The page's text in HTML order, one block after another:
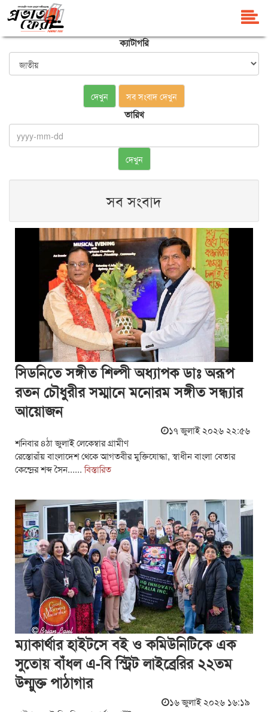
ক্যাটাগরি
দেখুন সব সংবাদ দেখুন
তারিখ
দেখুন
সব সংবাদ
সিডনিতে সঙ্গীত শিল্পী অধ্যাপক ডাঃ অরূপ
রতন চৌধুরীর সম্মানে মনোরম সঙ্গীত সন্ধ্যার
আয়োজন
১৭ জুলাই ২০২৬ ২২:৫৬
শনিবার ৪ঠা জুলাই লেকেম্বার গ্রামীণ
রেস্তোরাঁয় বাংলাদেশ থেকে আগতবীর মুক্তিযোদ্ধা, স্বাধীন বাংলা বেতার
কেন্দ্রের শব্দ সৈন......বিস্তারিত
ম্যাকার্থার হাইটসে বই ও কমিউনিটিকে এক
সুতোয় বাঁধল এ-বি স্ট্রিট লাইব্রেরির ২২তম
উন্মুক্ত পাঠাগার
১৬ জুলাই ২০২৬ ১৬:১৯